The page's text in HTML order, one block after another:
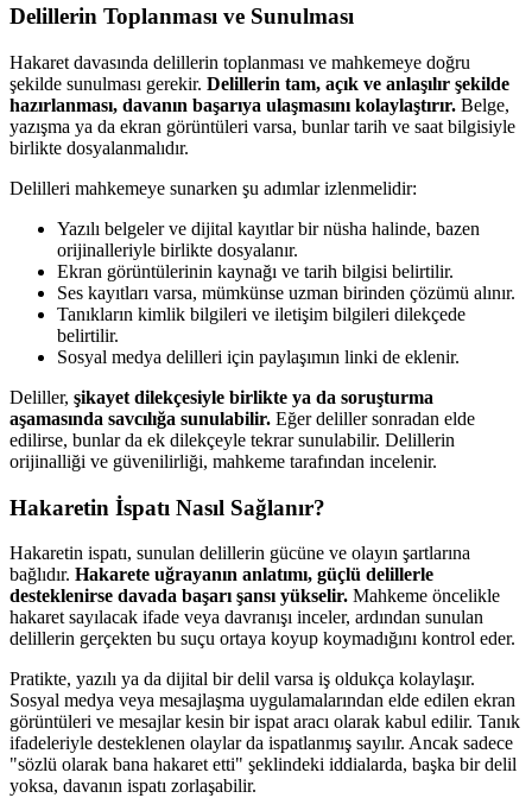
Delillerin Toplanması ve Sunulması
Hakaret davasında delillerin toplanması ve mahkemeye doğru
şekilde sunulması gerekir. Delillerin tam, açık ve anlaşılır şekilde
hazırlanması, davanın başarıya ulaşmasını kolaylaştırır. Belge,
yazışma ya da ekran görüntüleri varsa, bunlar tarih ve saat bilgisiyle
birlikte dosyalanmalıdır.
Delilleri mahkemeye sunarken şu adımlar izlenmelidir:
Yazılı belgeler ve dijital kayıtlar bir nüsha halinde, bazen
orijinalleriyle birlikte dosyalanır.
Ekran görüntülerinin kaynağı ve tarih bilgisi belirtilir.
Ses kayıtları varsa, mümkünse uzman birinden çözümü alınır.
Tanıkların kimlik bilgileri ve iletişim bilgileri dilekçede
belirtilir.
Sosyal medya delilleri için paylaşımın linki de eklenir.
Deliller, şikayet dilekçesiyle birlikte ya da soruşturma
aşamasında savcılığa sunulabilir. Eğer deliller sonradan elde
edilirse, bunlar da ek dilekçeyle tekrar sunulabilir. Delillerin
orijinalliği ve güvenilirliği, mahkeme tarafından incelenir.
Hakaretin İspatı Nasıl Sağlanır?
Hakaretin ispatı, sunulan delillerin gücüne ve olayın şartlarına
bağlıdır. Hakarete uğrayanın anlatımı, güçlü delillerle
desteklenirse davada başarı şansı yükselir. Mahkeme öncelikle
hakaret sayılacak ifade veya davranışı inceler, ardından sunulan
delillerin gerçekten bu suçu ortaya koyup koymadığını kontrol eder.
Pratikte, yazılı ya da dijital bir delil varsa iş oldukça kolaylaşır.
Sosyal medya veya mesajlaşma uygulamalarından elde edilen ekran
görüntüleri ve mesajlar kesin bir ispat aracı olarak kabul edilir. Tanık
ifadeleriyle desteklenen olaylar da ispatlanmış sayılır. Ancak sadece
"sözlü olarak bana hakaret etti" şeklindeki iddialarda, başka bir delil
yoksa, davanın ispatı zorlaşabilir.